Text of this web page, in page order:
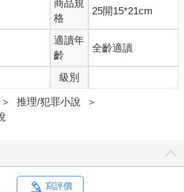
別是眼睛、鼻子、嘴巴，中間是嘴巴、嘴
則是眼睛、眼睛、鼻子。
官圖案沒有一個是重複的，顯然他們的主人
是把五官從那些人臉上撕下來，再貼到方塊
裡擺放如此詭異的雕像呢？綺媚聽說方塊人
的作品，但她實在看不懂這作品想表達的
來有些恐怖，但也多虧它獨具特色的外
經驗，每次在祈安車站繞來繞去出不去時，
再打電話給朋友或家人，大家一定就能找
商品規
格
25開15*21cm
適讀年
齡
全齡適讀
級別
＞ 推理/犯罪小說
＞
寫評價